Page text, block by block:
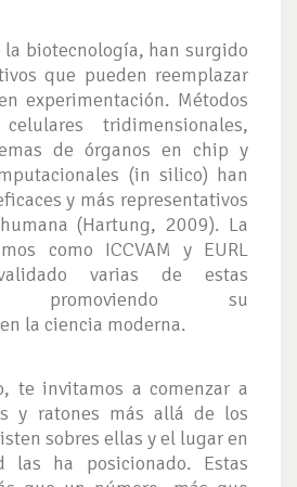
la biotecnología, han surgido
que pueden reemplazar
experimentación. Métodos
tridimensionales,
de órganos en chip y
(in silico) han
y más representativos
(Hartung, 2009). La
como ICCVAM y EURL
varias de estas
promoviendo su
la ciencia moderna.
te invitamos a comenzar a
y ratones más allá de los
sobres ellas y el lugar en
las ha posicionado. Estas